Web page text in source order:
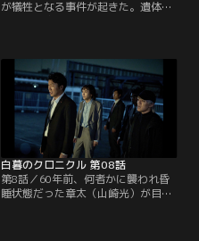
が犠牲となる事件が起きた。遺体か
は…？ 魁とあかりはライターの須本
（原田佳奈）とともにムラカミを訪
ねるが、彼は「殺しのルールが絶対
とは限らない」と指摘。そんな中、
オキナガの紫堂（吉村界人）が容疑
者として浮上。
白暮のクロニクル 第08話
第8話／60年前、何者かに襲われ昏
睡状態だった章太（山崎光）が目を